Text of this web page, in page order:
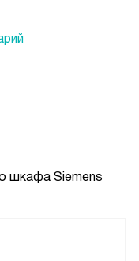
шкафа Siemens